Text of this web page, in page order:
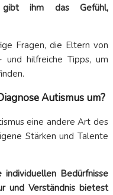
gibt ihm das Gefühl,
Fragen, die Eltern von
und hilfreiche Tipps, um
Autismus um?
eine andere Art des
Stärken und Talente
Bedürfnisse
und Verständnis bietest